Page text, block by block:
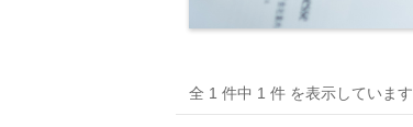
全 1 件中 1 件 を表示しています